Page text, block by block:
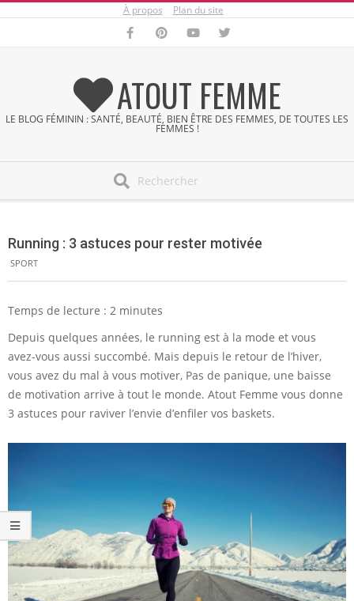
À propos Plan du site
ATOUT FEMME
LE BLOG FÉMININ : SANTÉ, BEAUTÉ, BIEN ÊTRE DES FEMMES, DE TOUTES LES
FEMMES !
Menu
Running : 3 astuces pour rester motivée
SPORT
Temps de lecture : 2 minutes
Depuis quelques années, le running est à la mode et vous
avez-vous aussi succombé. Mais depuis le retour de l’hiver,
vous avez du mal à vous motiver, Pas de panique, une baisse
de motivation arrive à tout le monde. Atout Femme vous donne
3 astuces pour raviver l’envie d’enfiler vos baskets.